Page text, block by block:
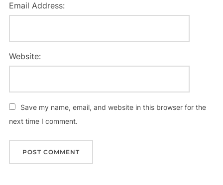
Email Address:
Website:
Save my name, email, and website in this browser for the
next time I comment.